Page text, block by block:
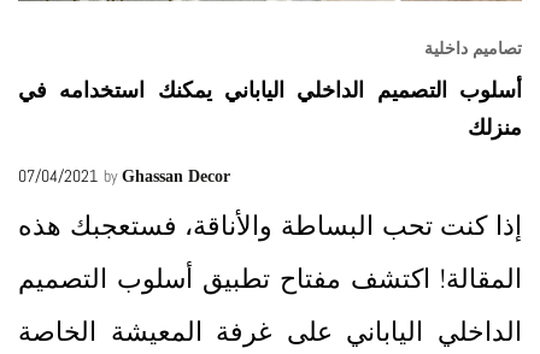
تصاميم داخلية
أسلوب التصميم الداخلي الياباني يمكنك استخدامه في
منزلك
07/04/2021 by Ghassan Decor
إذا كنت تحب البساطة والأناقة، فستعجبك هذه
المقالة! اكتشف مفتاح تطبيق أسلوب التصميم
الداخلي الياباني على غرفة المعيشة الخاصة